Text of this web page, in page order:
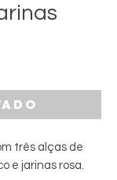
três alças de
e jarinas rosa.